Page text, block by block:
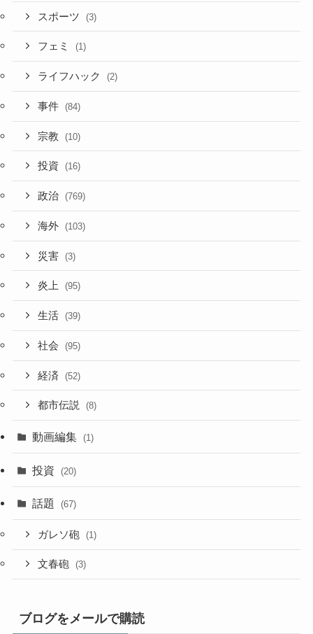
スポーツ (3)
フェミ (1)
ライフハック (2)
事件 (84)
宗教 (10)
投資 (16)
政治 (769)
海外 (103)
災害 (3)
炎上 (95)
生活 (39)
社会 (95)
経済 (52)
都市伝説 (8)
動画編集 (1)
投資 (20)
話題 (67)
ガレソ砲 (1)
文春砲 (3)
ブログをメールで購読